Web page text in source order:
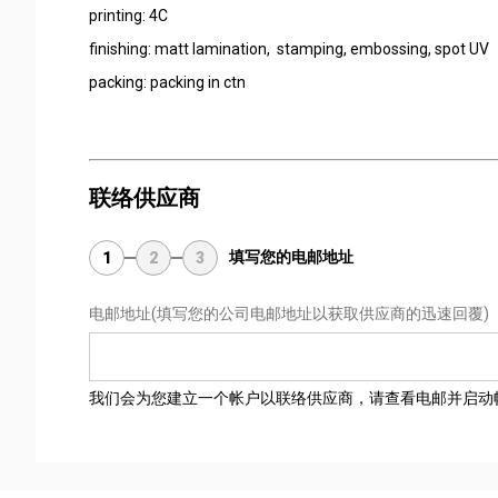
printing: 4C
finishing: matt lamination, stamping, embossing, spot UV
packing: packing in ctn
联络供应商
1 2 3 填写您的电邮地址
电邮地址(填写您的公司电邮地址以获取供应商的迅速回覆)
我们会为您建立一个帐户以联络供应商，请查看电邮并启动